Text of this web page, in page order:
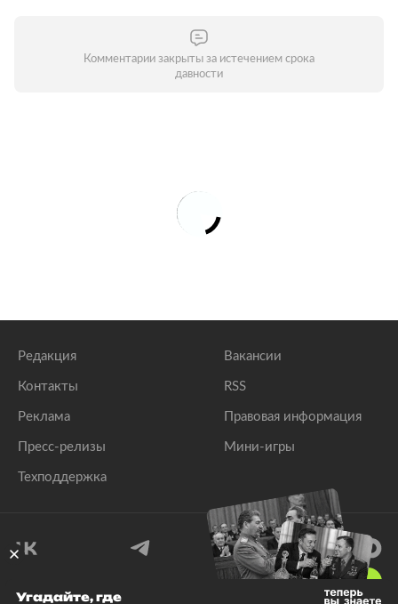
Комментарии закрыты за истечением срока
давности
Редакция
Контакты
Реклама
Пресс-релизы
Техподдержка
Вакансии
RSS
Правовая информация
Мини-игры
Угадайте, где